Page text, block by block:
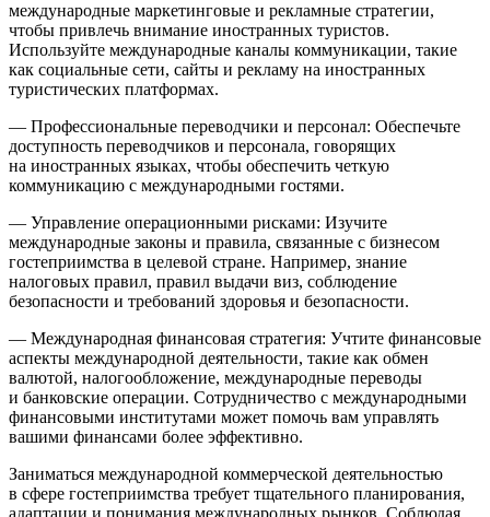
международные маркетинговые и рекламные стратегии,
чтобы привлечь внимание иностранных туристов.
Используйте международные каналы коммуникации, такие
как социальные сети, сайты и рекламу на иностранных
туристических платформах.
— Профессиональные переводчики и персонал: Обеспечьте
доступность переводчиков и персонала, говорящих
на иностранных языках, чтобы обеспечить четкую
коммуникацию с международными гостями.
— Управление операционными рисками: Изучите
международные законы и правила, связанные с бизнесом
гостеприимства в целевой стране. Например, знание
налоговых правил, правил выдачи виз, соблюдение
безопасности и требований здоровья и безопасности.
— Международная финансовая стратегия: Учтите финансовые
аспекты международной деятельности, такие как обмен
валютой, налогообложение, международные переводы
и банковские операции. Сотрудничество с международными
финансовыми институтами может помочь вам управлять
вашими финансами более эффективно.
Заниматься международной коммерческой деятельностью
в сфере гостеприимства требует тщательного планирования,
адаптации и понимания международных рынков. Соблюдая